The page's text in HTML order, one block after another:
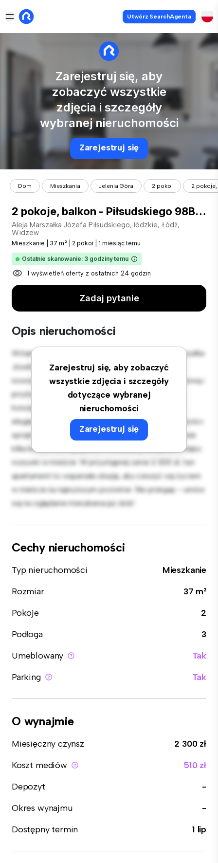
Utwórz SearchAgenta
Zarejestruj się, aby
zobaczyć wszystkie
zdjęcia i szczegóły
wybranej nieruchomości
Zarejestruj się
Dom Mieszkania Jelenia Góra 2 pokoi 2 pokoje,
2 pokoje, balkon - Piłsudskiego 98B, obok Tulipanu
Aleja Marszałka Józefa Piłsudskiego, łódzkie, Łódź,
Widzew
Mieszkanie 37 m² 2 pokoi 1 miesiąc temu
Ostatnie skanowanie: 3 godziny temu
1 wyświetleń oferty z ostatnich 24 godzin
Zadaj pytanie
Opis nieruchomości
Zarejestruj się, aby zobaczyć
wszystkie zdjęcia i szczegóły
dotyczące wybranej
nieruchomości
Zarejestruj się
Witamy w Twojej nowej miejskiej oazie w Aleja Marszałka
Józefa Piłsudskiego, łódzkie, Łódź, Widzew! Ten
nowoczesny apartament z 2 sypialniami oferuje stylową i
przytulną przestrzeń do zamieszkania. Otwarta
koncepcja układu idealnie nadaje się do rozrywki, a
elegancka kuchnia jest wyposażona w najwyższej jakości
sprzęt. Dzięki doskonałej lokalizacji będziesz zaledwie
kilka kroków od najlepszych restauracji, sklepów i miejsc
rozrywki w mieście. W przystępnej cenie 2 300 zł, ten
apartament to wspaniała okazja, aby cieszyć się życiem
w mieście na najwyższym poziomie. Nie przegap – umów
się na oglądanie mieszkania już dziś!
Cechy nieruchomości
Typ nieruchomości
Mieszkanie
Rozmiar
37 m²
Pokoje
2
Podłoga
3
Umeblowany
Tak
Parking
Tak
O wynajmie
Miesięczny czynsz
2 300 zł
Koszt mediów
510 zł
Depozyt
-
Okres wynajmu
-
Dostępny termin
1 lip